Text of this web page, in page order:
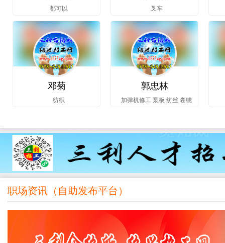
都可以 叉车
邓菊
纺织
郭忠林
加弹机修工 泵板 纺丝 卷绕
职场资讯（ 自助发布平台 ）